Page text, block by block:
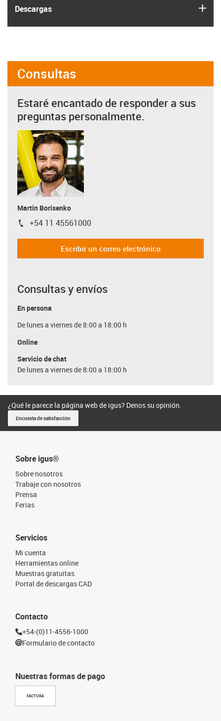
Descargas
Consultas
Estaré encantado de responder a sus
preguntas personalmente.
Martin Borisenko
igus-icon-phone
+54 11 45561000
Escribir un correo electrónico
Consultas y envíos
En persona
De lunes a viernes de 8:00 a 18:00 h
Online
Servicio de chat
De lunes a viernes de 8:00 a 18:00 h
¿Qué le parece la página web de igus? Denos su opinión.
Encuesta de satisfacción
Sobre igus®
Sobre nosotros
Trabaje con nosotros
Prensa
Ferias
Nuestras formas de pago
FACTURA
Servicios
Mi cuenta
Herramientas online
Muestras gratuitas
Portal de descargas CAD
Contacto
+54-(0)11-4556-1000
Formulario de contacto